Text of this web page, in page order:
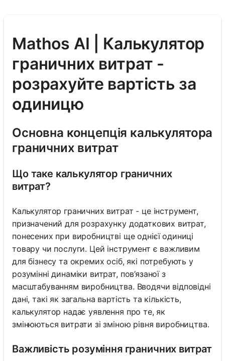
Mathos AI | Калькулятор
граничних витрат -
розрахуйте вартість за
одиницю
Основна концепція калькулятора
граничних витрат
Що таке калькулятор граничних
витрат?
Калькулятор граничних витрат - це інструмент,
призначений для розрахунку додаткових витрат,
понесених при виробництві ще однієї одиниці
товару чи послуги. Цей інструмент є важливим
для бізнесу та окремих осіб, які потребують у
розумінні динаміки витрат, пов’язаної з
масштабуванням виробництва. Вводячи відповідні
дані, такі як загальна вартість та кількість,
калькулятор надає уявлення про те, як
змінюються витрати зі зміною рівня виробництва.
Важливість розуміння граничних витрат